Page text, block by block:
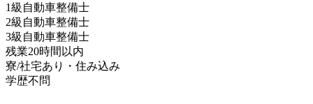
1級自動車整備士
2級自動車整備士
3級自動車整備士
残業20時間以内
寮/社宅あり・住み込み
学歴不問